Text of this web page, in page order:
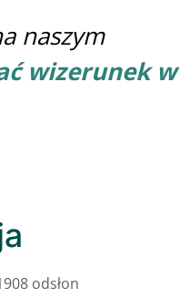
naszym
wizerunek w
odsłon